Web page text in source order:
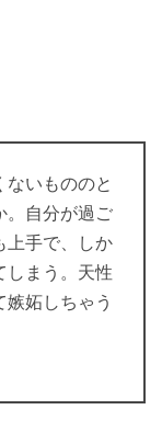
ないもののと
。自分が過ご
上手で、しか
しまう。天性
妬しちゃう